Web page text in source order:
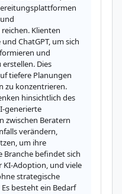
Klienten
ChatGPT, um sich
und
Dies
tiefere Planungen
zu konzentrieren.
hinsichtlich des
generierte
zwischen Beratern
verändern,
um ihre
Branche befindet sich
KI-Adoption, und viele
strategische
besteht ein Bedarf